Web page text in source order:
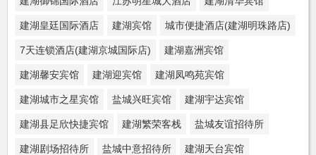
建湖皇廷国际酒店 建湖宾馆 城市便捷酒店(建湖明珠路店)
7天连锁酒店(建湖京城国际店) 建湖嘉洲宾馆
建湖馨安宾馆 建湖迎宾馆 建湖凤鸣苑宾馆
建湖城市之星宾馆 盐城兴旺宾馆 建湖宇达宾馆
建湖县足欣快捷宾馆 建湖繁荣客栈 盐城友谊招待所
建湖剧场招待所 盐城中意招待所 建湖天台宾馆